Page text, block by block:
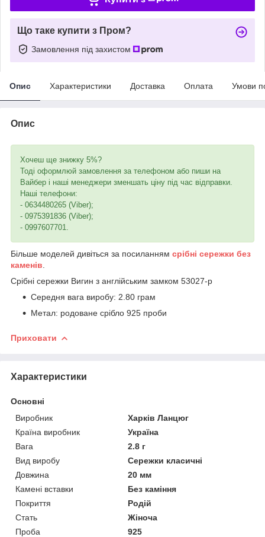
Що таке купити з Пром?
Замовлення під захистом
Опис Характеристики Доставка Оплата Умови
Опис
Хочеш ще знижку 5%?
Тоді оформлюй замовлення за телефоном або пиши на
Вайбер і наші менеджери зменшать ціну під час відправки.
Наші телефони:
- 0634480265 (Viber);
- 0975391836 (Viber);
- 0997607701.
Більше моделей дивіться за посиланням срібні сережки без
каменів
Срібні сережки Вигин з англійським замком 53027-р
Середня вага виробу: 2.80 грам
Метал: родоване срібло 925 проби
Приховати
Характеристики
Основні
Виробник
Харків Ланцюг
Країна виробник
Україна
Вага
2.8 г
Вид виробу
Сережки класичні
Довжина
20 мм
Камені вставки
Без каміння
Покриття
Родій
Стать
Жіноча
Проба
925